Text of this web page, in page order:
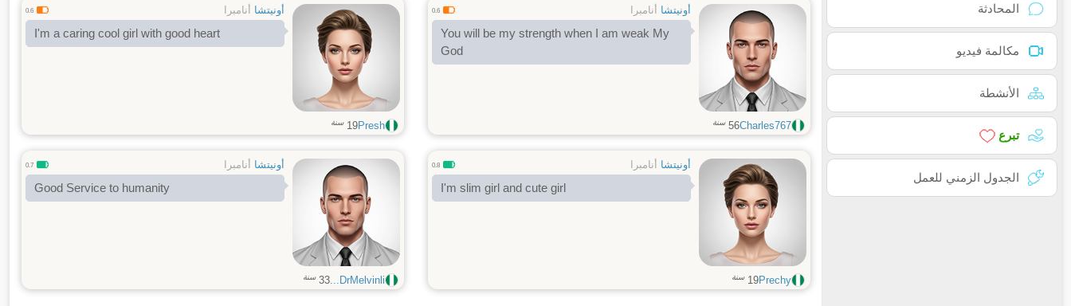
المحادثة
مكالمة فيديو
الأنشطة
تبرع
الجدول الزمني للعمل
أونيتشا أنامبرا 0.6
You will be my strength when I am weak My
God
Charles767
56 سنة
أونيتشا أنامبرا 0.6
I'm a caring cool girl with good heart
Presh
19 سنة
أونيتشا أنامبرا 0.8
I'm slim girl and cute girl
Prechy
19 سنة
أونيتشا أنامبرا 0.7
Good Service to humanity
DrMelvinli...
33 سنة